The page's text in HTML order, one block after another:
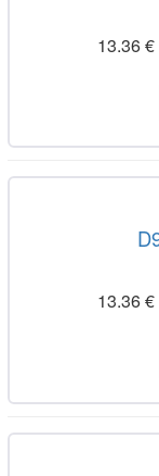
13.36 €
13.36 €